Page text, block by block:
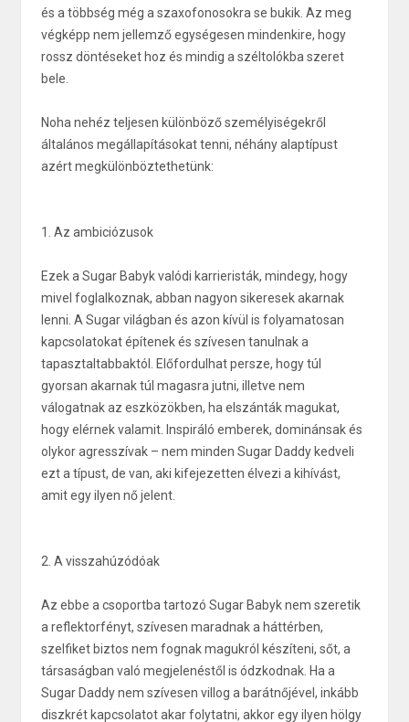
és a többség még a szaxofonosokra se bukik. Az meg
végképp nem jellemző egységesen mindenkire, hogy
rossz döntéseket hoz és mindig a széltolókba szeret
bele.
Noha nehéz teljesen különböző személyiségekről
általános megállapításokat tenni, néhány alaptípust
azért megkülönböztethetünk:
1. Az ambiciózusok
Ezek a Sugar Babyk valódi karrieristák, mindegy, hogy
mivel foglalkoznak, abban nagyon sikeresek akarnak
lenni. A Sugar világban és azon kívül is folyamatosan
kapcsolatokat építenek és szívesen tanulnak a
tapasztaltabbaktól. Előfordulhat persze, hogy túl
gyorsan akarnak túl magasra jutni, illetve nem
válogatnak az eszközökben, ha elszánták magukat,
hogy elérnek valamit. Inspiráló emberek, dominánsak és
olykor agresszívak – nem minden Sugar Daddy kedveli
ezt a típust, de van, aki kifejezetten élvezi a kihívást,
amit egy ilyen nő jelent.
2. A visszahúzódóak
Az ebbe a csoportba tartozó Sugar Babyk nem szeretik
a reflektorfényt, szívesen maradnak a háttérben,
szelfiket biztos nem fognak magukról készíteni, sőt, a
társaságban való megjelenéstől is ódzkodnak. Ha a
Sugar Daddy nem szívesen villog a barátnőjével, inkább
diszkrét kapcsolatot akar folytatni, akkor egy ilyen hölgy